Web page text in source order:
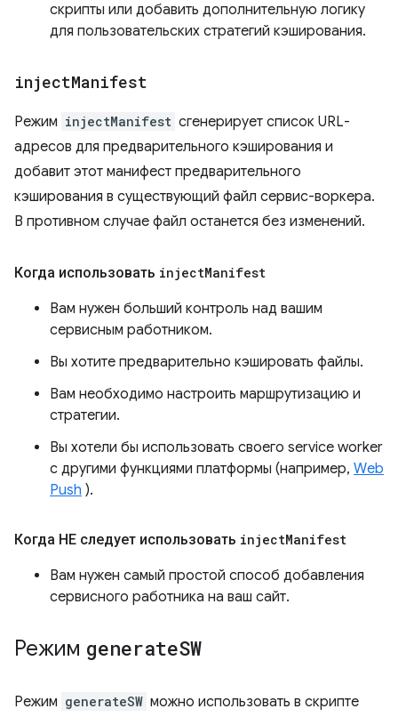
скрипты или добавить дополнительную логику
для пользовательских стратегий кэширования.
injectManifest
Режим injectManifest сгенерирует список URL-
адресов для предварительного кэширования и
добавит этот манифест предварительного
кэширования в существующий файл сервис-воркера.
В противном случае файл останется без изменений.
Когда использовать injectManifest
Вам нужен больший контроль над вашим
сервисным работником.
Вы хотите предварительно кэшировать файлы.
Вам необходимо настроить маршрутизацию и
стратегии.
Вы хотели бы использовать своего service worker
с другими функциями платформы (например, Web
Push ).
Когда НЕ следует использовать injectManifest
Вам нужен самый простой способ добавления
сервисного работника на ваш сайт.
Режим generateSW
Режим generateSW можно использовать в скрипте